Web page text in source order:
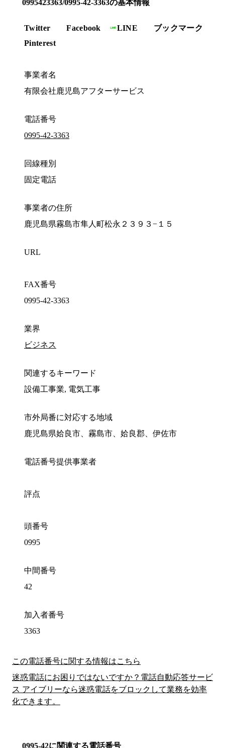
0995423363/0995-42-3363の基本情報
Twitter Facebook LINE
ブックマーク
Pinterest
事業者名
有限会社鹿児島アフターサービス
電話番号
0995-42-3363
回線種別
固定電話
事業者の住所
鹿児島県霧島市隼人町松永２３９３−１５
URL
FAX番号
0995-42-3363
業界
ビジネス
関連するキーワード
設備工事業, 電気工事
市外局番に対応する地域
鹿児島県姶良市、霧島市、姶良郡、伊佐市
電話番号提供事業者
評点
頭番号
0995
中間番号
42
加入者番号
3363
この電話番号に関する情報はこちら
迷惑電話にお困りではないですか？電話自動応答サービ
ス アイブリーなら迷惑電話をブロックして業務を効率
化できます。
0995-42に関連する電話番号